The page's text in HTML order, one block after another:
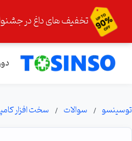
تخفیف های داغ در
توسینسو سوالات سخت افزار